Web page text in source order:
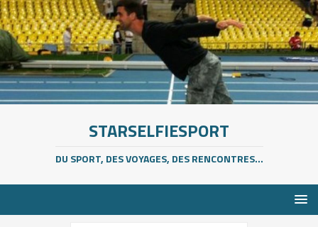
STARSELFIESPORT
DU SPORT, DES VOYAGES, DES RENCONTRES...